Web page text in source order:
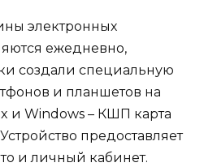
электронных
ежедневно,
создали специальную
и планшетов на
и Windows – КШП карта
предоставляет
и личный кабинет.